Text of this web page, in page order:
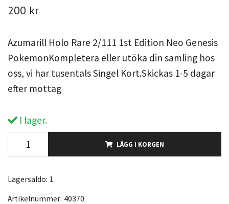
200 kr
Azumarill Holo Rare 2/111 1st Edition Neo Genesis
PokemonKompletera eller utöka din samling hos
oss, vi har tusentals Singel Kort.Skickas 1-5 dagar
efter mottag
I lager.
LÄGG I KORGEN
Lagersaldo: 1
Artikelnummer: 40370